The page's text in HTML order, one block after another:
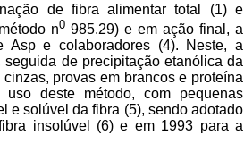
de fibra alimentar total (1) e
n0 985.29) e em ação final, a
e colaboradores (4). Neste, a
de precipitação etanólica da
provas em brancos e proteína
deste método, com pequenas
e solúvel da fibra (5), sendo adotado
insolúvel (6) e em 1993 para a